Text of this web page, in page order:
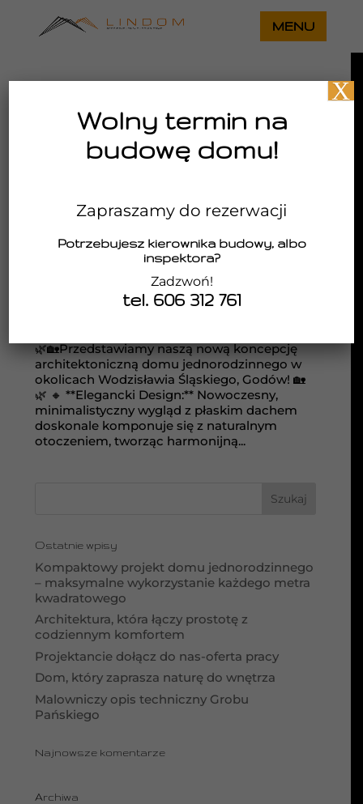
Dom na skarpie z płaskim dachem
utworzone przezLindom|gru 13, 2024
🌿🏡Przedstawiamy naszą nową koncepcję
architektoniczną domu jednorodzinnego w
okolicach Wodzisławia Śląskiego, Godów! 🏡
🌿 🔸 **Elegancki Design:** Nowoczesny,
minimalistyczny wygląd z płaskim dachem
doskonale komponuje się z naturalnym
otoczeniem, tworząc harmonijną...
Ostatnie wpisy
Kompaktowy projekt domu jednorodzinnego
– maksymalne wykorzystanie każdego metra
kwadratowego
Architektura, która łączy prostotę z
codziennym komfortem
Projektancie dołącz do nas-oferta pracy
Dom, który zaprasza naturę do wnętrza
Malowniczy opis techniczny Grobu
Pańskiego
Najnowsze komentarze
Archiwa
Wolny termin na
budowę domu!
Zapraszamy do rezerwacji
Potrzebujesz kierownika budowy, albo
inspektora?
Zadzwoń!
tel. 606 312 761
X